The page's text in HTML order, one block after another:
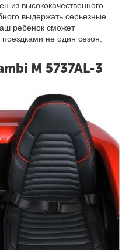
из высококачественного
выдержать серьезные
ребенок сможет
не один сезон.
M 5737AL-3